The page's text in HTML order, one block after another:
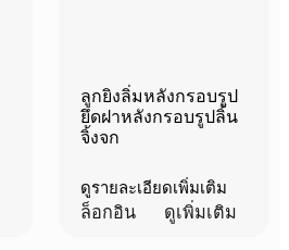
ลูกยิงลิ่มหลังกรอบรูป
ยึดฝาหลังกรอบรูปลิ้น
จิ้งจก
ดูรายละเอียดเพิ่มเติม
ล็อกอิน ดูเพิ่มเติม